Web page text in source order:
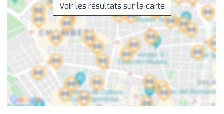
Voir les résultats sur la carte